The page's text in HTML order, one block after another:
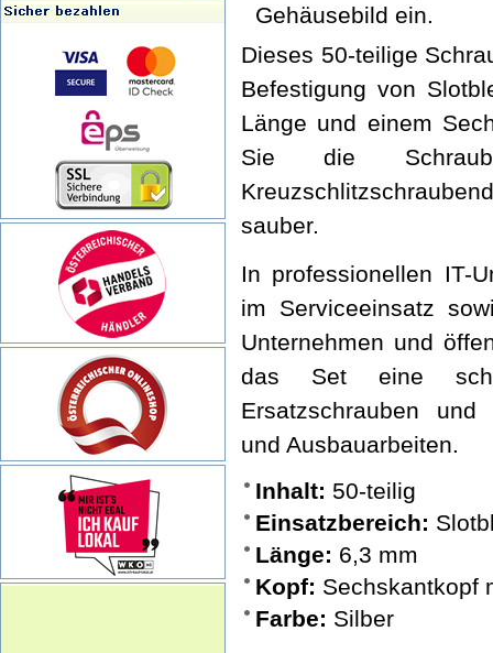
Gehäusebild ein.
Dieses 50-teilige
Befestigung von
Länge und einem
Sie die
sauber.
In professionellen IT-
im Serviceeinsatz
Unternehmen und
das Set eine
Ersatzschrauben und
und Ausbauarbeiten.
Inhalt: 50-teilig
Einsatzbereich:
Länge: 6,3 mm
Kopf: Sechskantkopf
Farbe: Silber